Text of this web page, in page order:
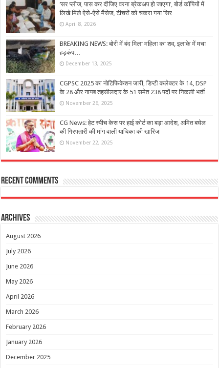
‘सर प्लीज, पास कर दीजिए वरना ब्रेकअप हो जाएगा’, बोर्ड कॉपियों में
लिखे मिले ऐसे-ऐसे मैसेज, टीचरों को चकरा गया सिर
April 8, 2026
BREAKING NEWS: बोरी में बंद मिला महिला का शव, इलाके में मचा
हड़कंप…
December 13, 2025
CGPSC 2025 का नोटिफिकेशन जारी, डिप्टी कलेक्टर के 14, DSP
के 28 और नायब तहसीलदार के 51 समेत 238 पदों पर निकली भर्ती
November 26, 2025
CG News: हेट स्पीच केस पर हाई कोर्ट का बड़ा आदेश, अमित बघेल
की गिरफ्तारी की मांग वाली याचिका की खारिज
November 22, 2025
Recent Comments
Archives
August 2026
July 2026
June 2026
May 2026
April 2026
March 2026
February 2026
January 2026
December 2025